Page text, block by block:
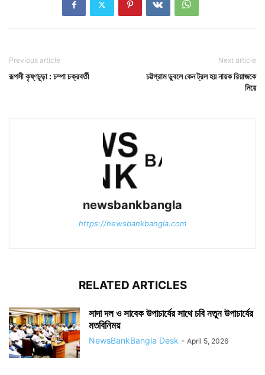
Previous article
রূপসী কৃষ্ণচূড়া : চম্পা চক্রবর্তী
Next article
চট্টগ্রাম ডুবলে কেন ট্রল হয় নায়ক রিয়াজকে
নিয়ে
newsbankbangla
https://newsbankbangla.com
RELATED ARTICLES
সাদা দল ও সাবেক উপাচার্যের সাথে চবি নতুন উপাচার্যের
মতবিনিময়
NewsBankBangla Desk - April 5, 2026